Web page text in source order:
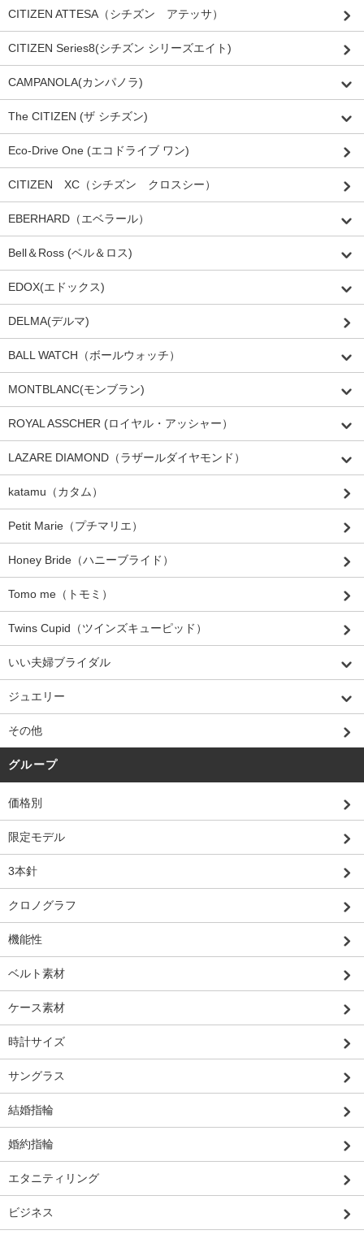
CITIZEN ATTESA（シチズン アテッサ）
CITIZEN Series8(シチズン シリーズエイト)
CAMPANOLA(カンパノラ)
The CITIZEN (ザ シチズン)
Eco-Drive One (エコドライブ ワン)
CITIZEN XC（シチズン クロスシー）
EBERHARD（エベラール）
Bell＆Ross (ベル＆ロス)
EDOX(エドックス)
DELMA(デルマ)
BALL WATCH（ボールウォッチ）
MONTBLANC(モンブラン)
ROYAL ASSCHER (ロイヤル・アッシャー）
LAZARE DIAMOND（ラザールダイヤモンド）
katamu（カタム）
Petit Marie（プチマリエ）
Honey Bride（ハニーブライド）
Tomo me（トモミ）
Twins Cupid（ツインズキューピッド）
いい夫婦ブライダル
ジュエリー
その他
グループ
価格別
限定モデル
3本針
クロノグラフ
機能性
ベルト素材
ケース素材
時計サイズ
サングラス
結婚指輪
婚約指輪
エタニティリング
ビジネス